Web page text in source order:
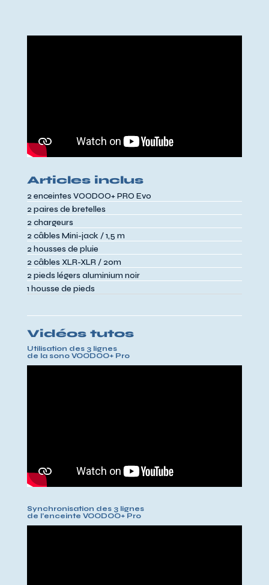
Articles inclus
2 enceintes VOODOO+ PRO Evo
2 paires de bretelles
2 chargeurs
2 câbles Mini-jack / 1,5 m
2 housses de pluie
2 câbles XLR-XLR / 20m
2 pieds légers aluminium noir
1 housse de pieds
Vidéos tutos
Utilisation des 3 lignes
de la sono VOODOO+ Pro
Synchronisation des 3 lignes
de l’enceinte VOODOO+ Pro